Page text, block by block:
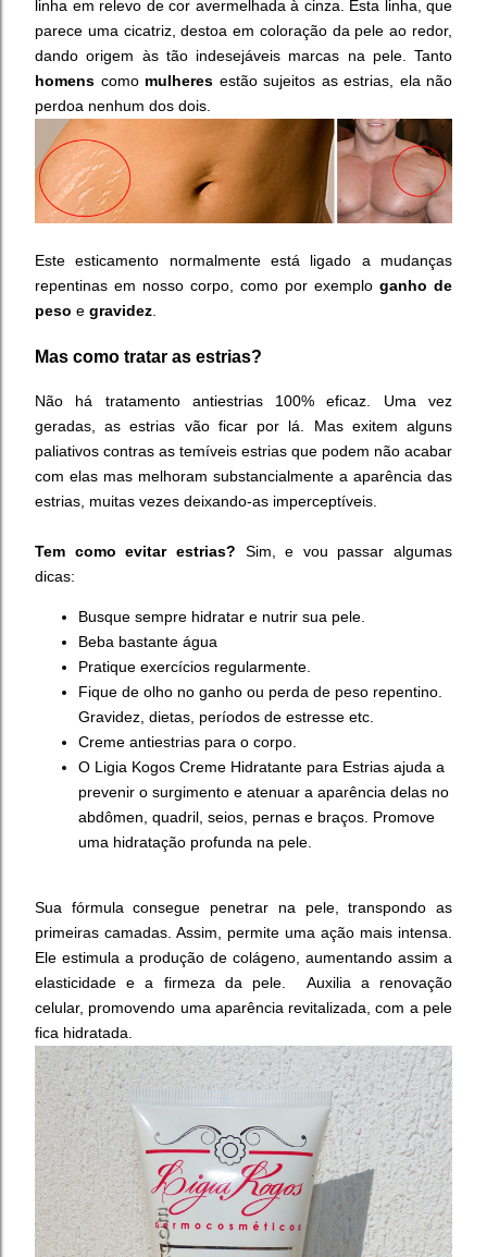
linha em relevo de cor avermelhada à cinza. Esta linha, que
parece uma cicatriz, destoa em coloração da pele ao redor,
dando origem às tão indesejáveis marcas na pele. Tanto
homens como mulheres estão sujeitos as estrias, ela não
perdoa nenhum dos dois.
Este esticamento normalmente está ligado a mudanças
repentinas em nosso corpo, como por exemplo ganho de
peso e gravidez.
Mas como tratar as estrias?
Não há tratamento antiestrias 100% eficaz. Uma vez
geradas, as estrias vão ficar por lá. Mas exitem alguns
paliativos contras as temíveis estrias que podem não acabar
com elas mas melhoram substancialmente a aparência das
estrias, muitas vezes deixando-as imperceptíveis.
Tem como evitar estrias? Sim, e vou passar algumas
dicas:
Busque sempre hidratar e nutrir sua pele.
Beba bastante água
Pratique exercícios regularmente.
Fique de olho no ganho ou perda de peso repentino.
Gravidez, dietas, períodos de estresse etc.
Creme antiestrias para o corpo.
O Ligia Kogos Creme Hidratante para Estrias ajuda a
prevenir o surgimento e atenuar a aparência delas no
abdômen, quadril, seios, pernas e braços. Promove
uma hidratação profunda na pele.
Sua fórmula consegue penetrar na pele, transpondo as
primeiras camadas. Assim, permite uma ação mais intensa.
Ele estimula a produção de colágeno, aumentando assim a
elasticidade e a firmeza da pele. Auxilia a renovação
celular, promovendo uma aparência revitalizada, com a pele
fica hidratada.